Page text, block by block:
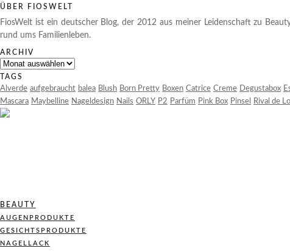
ÜBER FIOSWELT
FiosWelt ist ein deutscher Blog, der 2012 aus meiner Leidenschaft zu
rund ums Familienleben.
ARCHIV
Archiv
TAGS
Alverde aufgebraucht balea Blush Born Pretty Boxen Catrice Creme Degustabox
Mascara Maybelline Nageldesign Nails ORLY P2 Parfüm Pink Box Pinsel Rival de
BEAUTY
AUGENPRODUKTE
GESICHTSPRODUKTE
NAGELLACK